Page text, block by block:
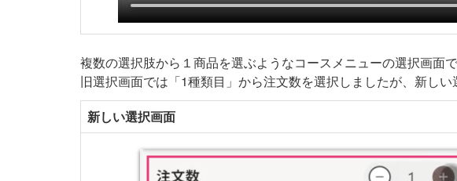
複数の選択肢から１商品を選ぶようなコースメニューの選択画面で
旧選択画面では「1種類目」から注文数を選択しましたが、新し
新しい選択画面